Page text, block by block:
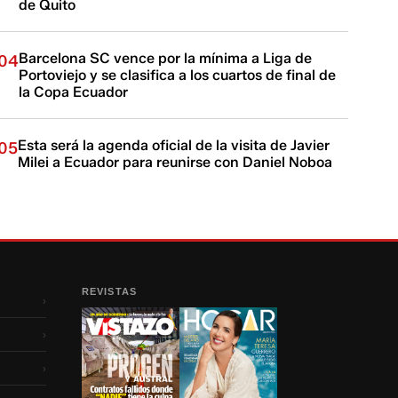
de Quito
Barcelona SC vence por la mínima a Liga de
Portoviejo y se clasifica a los cuartos de final de
la Copa Ecuador
Esta será la agenda oficial de la visita de Javier
Milei a Ecuador para reunirse con Daniel Noboa
›
›
›
REVISTAS